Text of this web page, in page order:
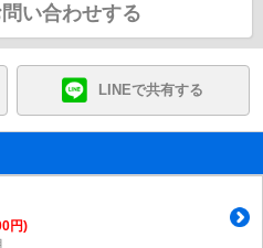
い合わせする
LINEで共有する
円)